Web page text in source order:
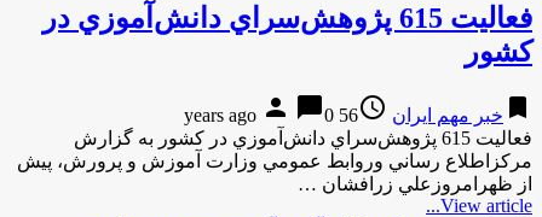
فعاليت 615 پژوهش‌سراي دانش‌آموزي در
كشور
bookmark خبر مهم ایران access_time
56 years ago
person chat_bubble0
فعاليت 615 پژوهش‌سراي دانش‌آموزي در كشور به گزارش
مركزاطلاع رساني وروابط عمومي وزارت آموزش و پرورش، پيش
از ظهرامروزعلي زرافشان …
View article...